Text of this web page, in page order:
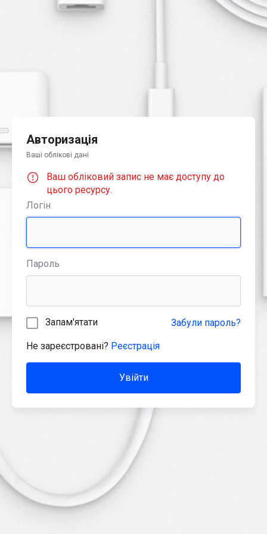
Авторизація
Ваші облікові дані
Ваш обліковий запис не має доступу до
цього ресурсу.
Логін
Пароль
Запам'ятати Забули пароль?
Не зареєстровані? Реєстрація